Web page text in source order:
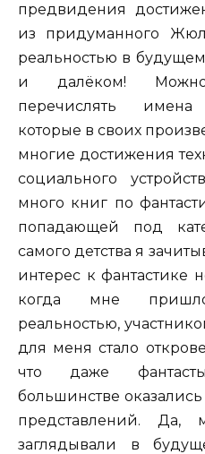
предвидения
из придуманного
реальностью в
и далёком!
перечислять имена
которые в своих
многие достижения
социального
много книг по
попадающей под
самого детства я
интерес к фантастике
когда мне
реальностью,
для меня стало
что даже
большинстве
представлений. Да,
заглядывали в